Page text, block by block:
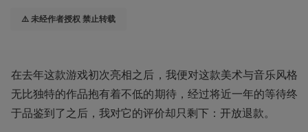
⚠️ 未经作者授权 禁止转载
在去年这款游戏初次亮相之后，我便对这款美术与音乐风格
无比独特的作品抱有着不低的期待，经过将近一年的等待终
于品鉴到了之后，我对它的评价却只剩下：开放退款。